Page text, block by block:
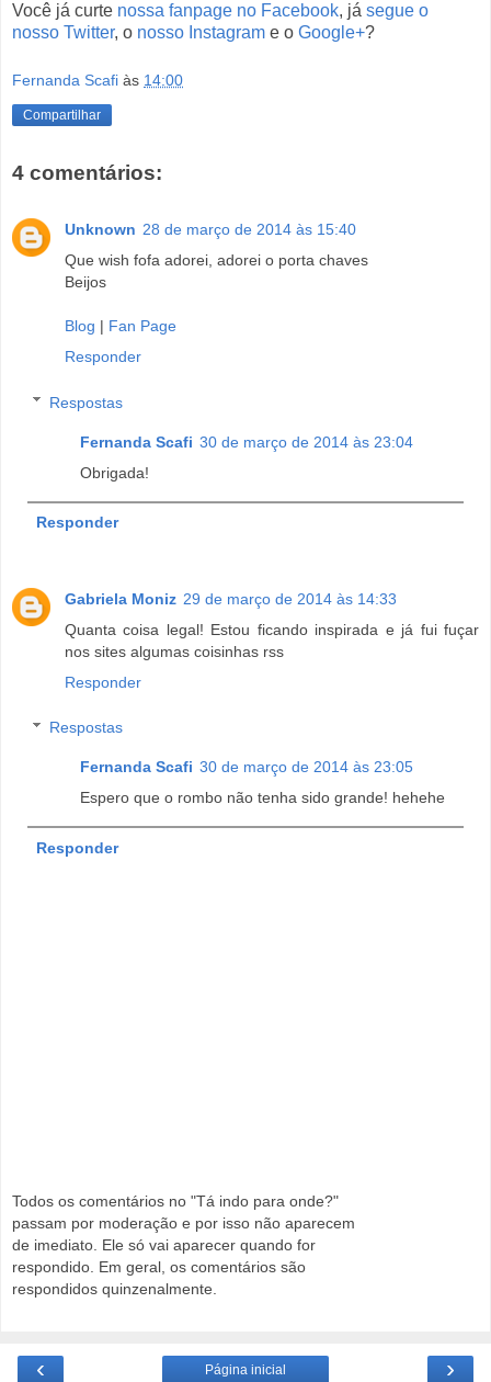
Você já curte nossa fanpage no Facebook, já segue o
nosso Twitter, o nosso Instagram e o Google+?
Fernanda Scafi às 14:00
Compartilhar
4 comentários:
Unknown 28 de março de 2014 às 15:40
Que wish fofa adorei, adorei o porta chaves
Beijos
Blog | Fan Page
Responder
Respostas
Fernanda Scafi 30 de março de 2014 às 23:04
Obrigada!
Responder
Gabriela Moniz 29 de março de 2014 às 14:33
Quanta coisa legal! Estou ficando inspirada e já fui fuçar
nos sites algumas coisinhas rss
Responder
Respostas
Fernanda Scafi 30 de março de 2014 às 23:05
Espero que o rombo não tenha sido grande! hehehe
Responder
Todos os comentários no "Tá indo para onde?"
passam por moderação e por isso não aparecem
de imediato. Ele só vai aparecer quando for
respondido. Em geral, os comentários são
respondidos quinzenalmente.
‹ ›
Página inicial